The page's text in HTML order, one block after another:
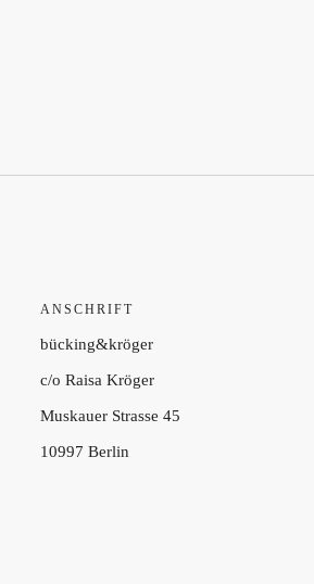
ANSCHRIFT
bücking&kröger
c/o Raisa Kröger
Muskauer Strasse 45
10997 Berlin